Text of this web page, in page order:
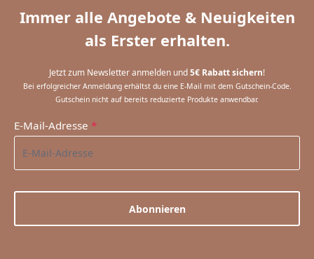
Immer alle Angebote & Neuigkeiten
als Erster erhalten.
Jetzt zum Newsletter anmelden und5€ Rabatt sichern!
Bei erfolgreicher Anmeldung erhältst du eine E-Mail mit dem Gutschein-Code.
Gutschein nicht auf bereits reduzierte Produkte anwendbar.
E-Mail-Adresse *
Abonnieren